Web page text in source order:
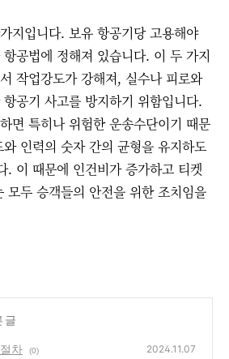
지입니다. 보유 항공기당 고용해야
공법에 정해져 있습니다. 이 두 가지
작업강도가 강해져, 실수나 피로와
공기 사고를 방지하기 위함입니다.
면 특히나 위험한 운송수단이기 때문
인력의 숫자 간의 균형을 유지하도
. 이 때문에 인건비가 증가하고 티켓
모두 승객들의 안전을 위한 조치임을
글
차 (0) 2024.11.07